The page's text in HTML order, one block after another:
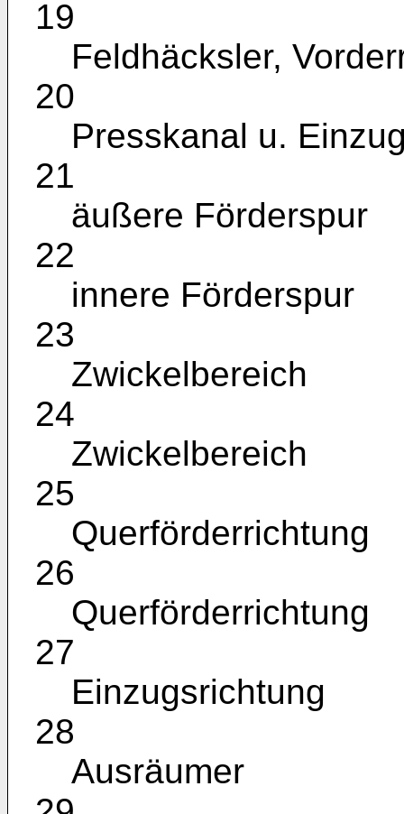
19
Feldhäcksler,
20
Presskanal u.
21
äußere Förderspur
22
innere Förderspur
23
Zwickelbereich
24
Zwickelbereich
25
Querförderrichtung
26
Querförderrichtung
27
Einzugsrichtung
28
Ausräumer